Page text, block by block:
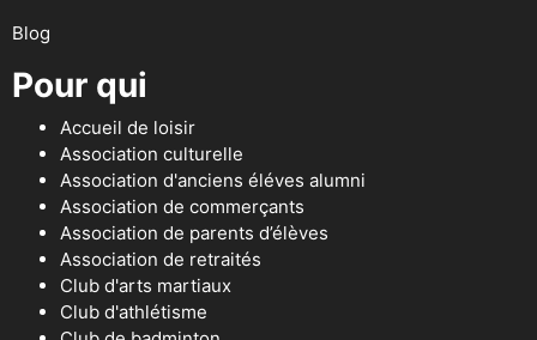
Blog
Pour qui
Accueil de loisir
Association culturelle
Association d'anciens éléves alumni
Association de commerçants
Association de parents d’élèves
Association de retraités
Club d'arts martiaux
Club d'athlétisme